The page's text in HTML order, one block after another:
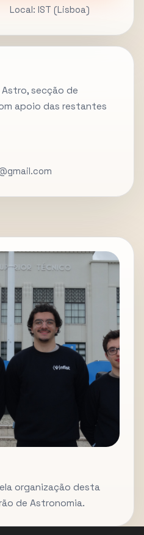
Local: IST (Lisboa)
secção de
apoio das restantes
organização desta
de Astronomia.